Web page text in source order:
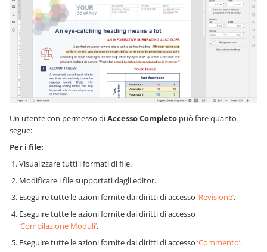
Un utente con permesso diAccesso Completo può fare quanto
segue:
Per i file:
Visualizzare tutti i formati di file.
Modificare i file supportati dagli editor.
Eseguire tutte le azioni fornite dai diritti di accesso ‘Revisione’.
Eseguire tutte le azioni fornite dai diritti di accesso
‘Compilazione Moduli’.
Eseguire tutte le azioni fornite dai diritti di accesso ‘Commento’.